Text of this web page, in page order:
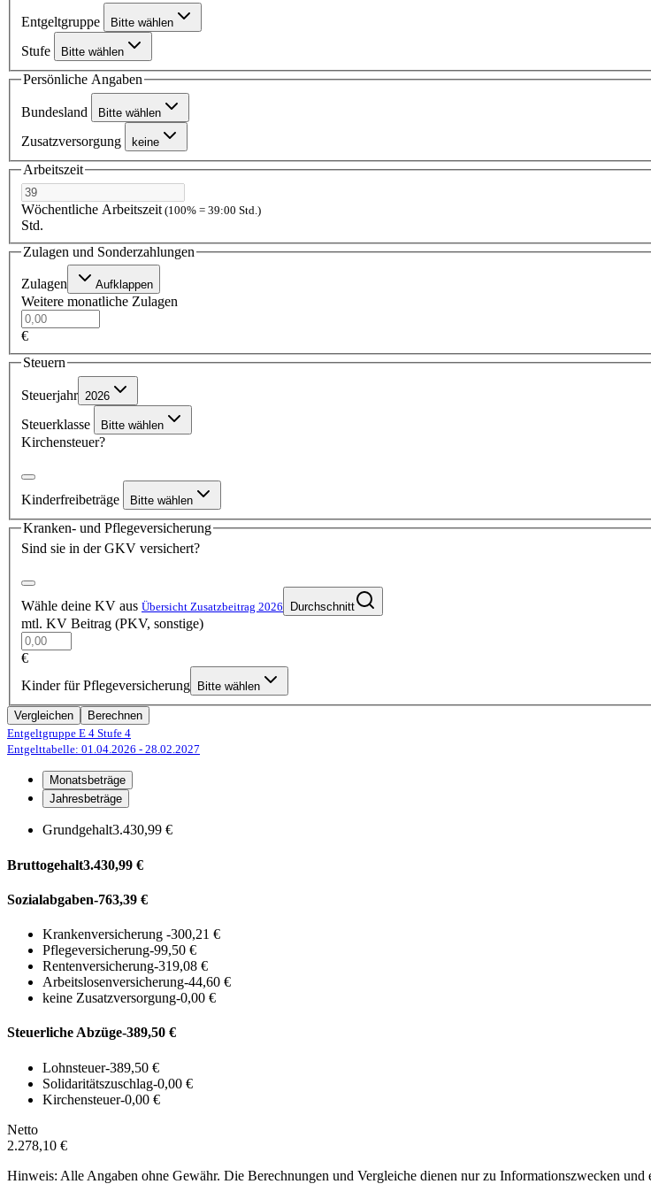
Entgeltgruppe Bitte wählen
Stufe Bitte wählen
Persönliche Angaben
Bundesland Bitte wählen
Zusatzversorgung keine
Arbeitszeit
Wöchentliche Arbeitszeit (100% = 39:00 Std.)
Std.
Zulagen und Sonderzahlungen
Zulagen Aufklappen
Weitere monatliche Zulagen
€
Steuern
Steuerjahr 2026
Steuerklasse Bitte wählen
Kirchensteuer?
Kinderfreibeträge Bitte wählen
Kranken- und Pflegeversicherung
Sind sie in der GKV versichert?
Wähle deine KV aus Übersicht Zusatzbeitrag 2026 Durchschnitt
mtl. KV Beitrag (PKV, sonstige)
€
Kinder für Pflegeversicherung
Bitte wählen
Vergleichen
Berechnen
Entgeltgruppe E 4 Stufe 4
Entgelttabelle: 01.04.2026 - 28.02.2027
Monatsbeträge
Jahresbeträge
Grundgehalt3.430,99 €
Bruttogehalt3.430,99 €
Sozialabgaben-763,39 €
Krankenversicherung -300,21 €
Pflegeversicherung-99,50 €
Rentenversicherung-319,08 €
Arbeitslosenversicherung-44,60 €
keine Zusatzversorgung-0,00 €
Steuerliche Abzüge-389,50 €
Lohnsteuer-389,50 €
Solidaritätszuschlag-0,00 €
Kirchensteuer-0,00 €
Netto
2.278,10 €
Hinweis: Alle Angaben ohne Gewähr. Die Berechnungen und Vergleiche dienen nur zu Informationszwecken und